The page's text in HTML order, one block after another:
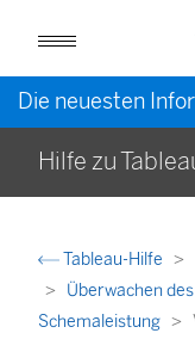
Die neuesten
Hilfe zu
Tableau-Hilfe
Überwachen
Schemaleistung